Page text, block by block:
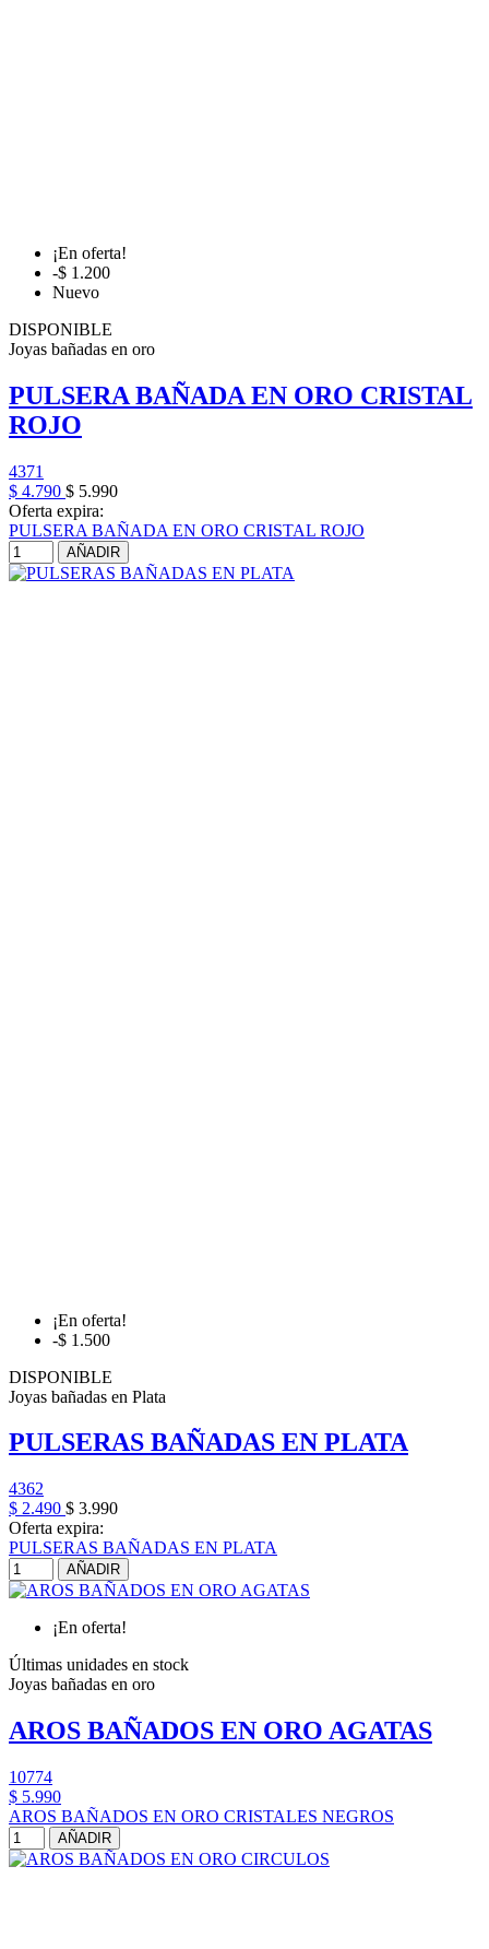
¡En oferta!
-$ 1.200
Nuevo
DISPONIBLE
Joyas bañadas en oro
PULSERA BAÑADA EN ORO CRISTAL
ROJO
4371
$ 4.790 $ 5.990
Oferta expira:
PULSERA BAÑADA EN ORO CRISTAL ROJO
AÑADIR
¡En oferta!
-$ 1.500
DISPONIBLE
Joyas bañadas en Plata
PULSERAS BAÑADAS EN PLATA
4362
$ 2.490 $ 3.990
Oferta expira:
PULSERAS BAÑADAS EN PLATA
AÑADIR
¡En oferta!
Últimas unidades en stock
Joyas bañadas en oro
AROS BAÑADOS EN ORO AGATAS
10774
$ 5.990
AROS BAÑADOS EN ORO CRISTALES NEGROS
AÑADIR